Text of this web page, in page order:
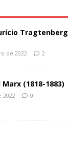
Tragtenberg
de 2022 2
(1818-1883)
2022 0